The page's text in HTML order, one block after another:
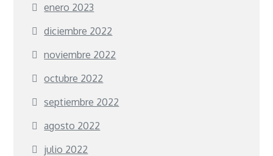
enero 2023
diciembre 2022
noviembre 2022
octubre 2022
septiembre 2022
agosto 2022
julio 2022